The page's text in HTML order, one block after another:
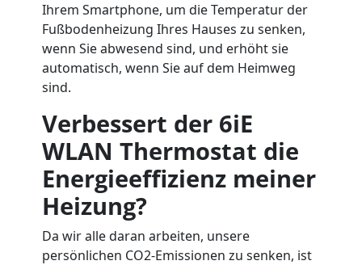
Ihrem Smartphone, um die Temperatur der
Fußbodenheizung Ihres Hauses zu senken,
wenn Sie abwesend sind, und erhöht sie
automatisch, wenn Sie auf dem Heimweg
sind.
Verbessert der 6iE
WLAN Thermostat die
Energieeffizienz meiner
Heizung?
Da wir alle daran arbeiten, unsere
persönlichen CO2-Emissionen zu senken, ist